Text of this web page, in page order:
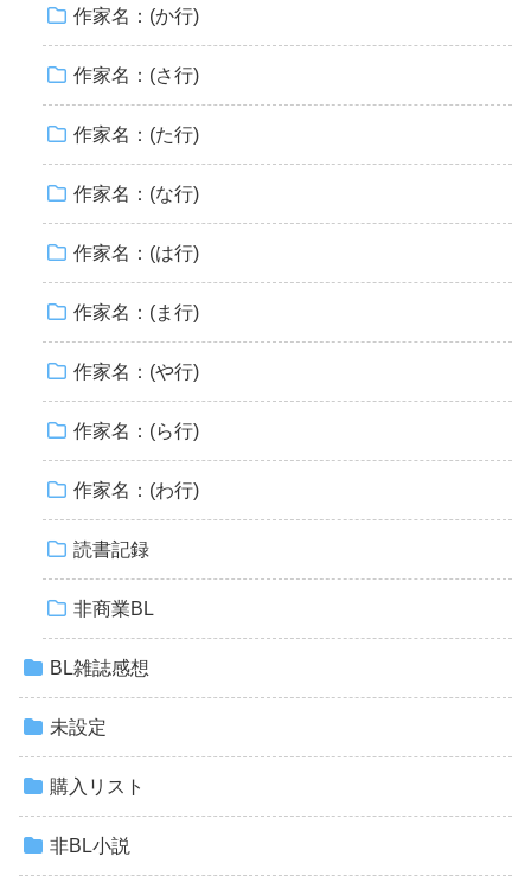
作家名：(か行)
作家名：(さ行)
作家名：(た行)
作家名：(な行)
作家名：(は行)
作家名：(ま行)
作家名：(や行)
作家名：(ら行)
作家名：(わ行)
読書記録
非商業BL
BL雑誌感想
未設定
購入リスト
非BL小説